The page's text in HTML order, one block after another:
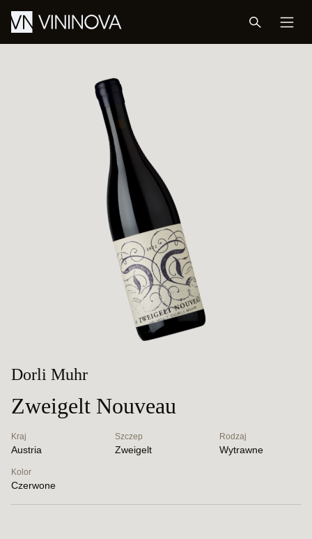
Dorli Muhr
Zweigelt Nouveau
Kraj
Austria
Szczep
Zweigelt
Rodzaj
Wytrawne
Kolor
Czerwone